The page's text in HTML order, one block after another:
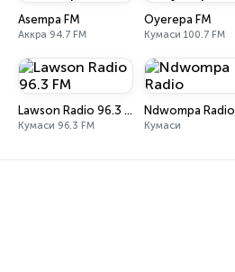
Asempa FM
Аккра 94.7 FM
Oyerepa FM
Кумаси 100.7 FM
Lawson Radio 96.3 FM
Кумаси 96.3 FM
Ndwompa Radio
Кумаси